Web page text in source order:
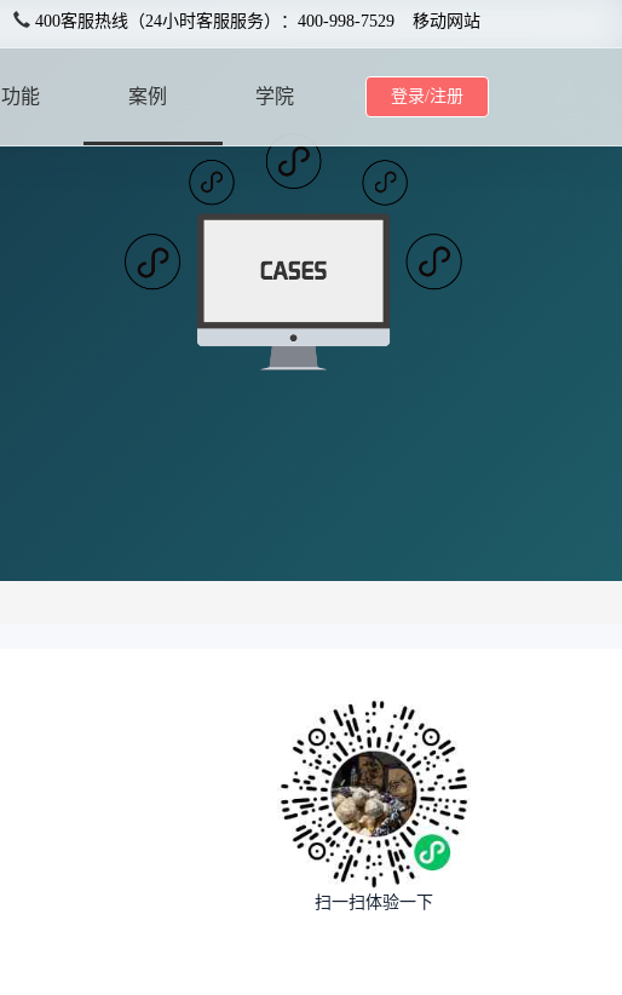
400客服热线（24小时客服服务）：400-998-7529 移动网站
登录/注册
功能 案例 学院
扫一扫体验一下